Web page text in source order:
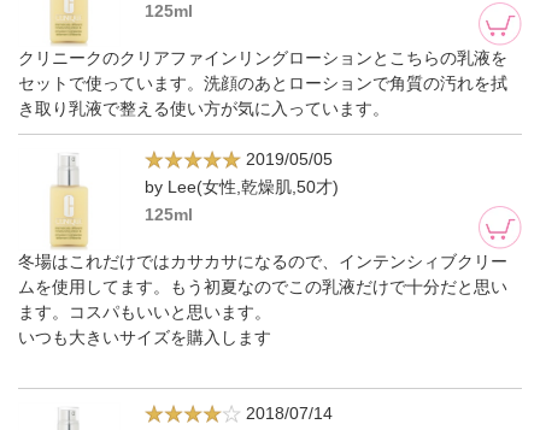
125ml
クリニークのクリアファインリングローションとこちらの乳液を
セットで使っています。洗顔のあとローションで角質の汚れを拭
き取り乳液で整える使い方が気に入っています。
2019/05/05
by Lee(女性,乾燥肌,50才)
125ml
冬場はこれだけではカサカサになるので、インテンシィブクリー
ムを使用してます。もう初夏なのでこの乳液だけで十分だと思い
ます。コスパもいいと思います。
いつも大きいサイズを購入します
2018/07/14